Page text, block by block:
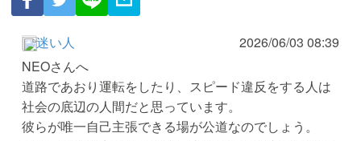
迷い人
2026/06/03 08:39
NEOさんへ
道路であおり運転をしたり、スピード違反をする人は
社会の底辺の人間だと思っています。
彼らが唯一自己主張できる場が公道なのでしょう。